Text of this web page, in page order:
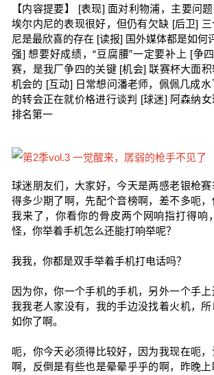
【内容提要】 [表现] 面对利物浦，主要问
埃尔内尼的表现很好，但仍有欠缺 [后卫]
尼是最欣喜的存在 [读报] 国外媒体都是如何
强] 想要好成绩，“豆腐腰”一定要补上 [争
赛，是我厂争四的关键 [机会] 联赛杯大面
机会的 [互动] 日常想问潘老师，佩佩几成
的转会正在就价格进行谈判 [球迷] 阿森纳
排名第一
球迷朋友们，大家好，今天是两感老银枪
得多少期了啊，先配个音榜啊，差不多呃，
我来了，你看你的骨皮两个网响指打得响
怪，你举着手机怎么还能打响举呢？
我我，你都是双手举着手机打电话吗？
因为你，你一个手机的手机，另外一个手
我我老人家没有，我的手边没找着火机，
如你了啊。
呃，你今天必须得比较好，因为我现在呃
啊，反倒是有些也是晕晕乎乎的啊，昨晚